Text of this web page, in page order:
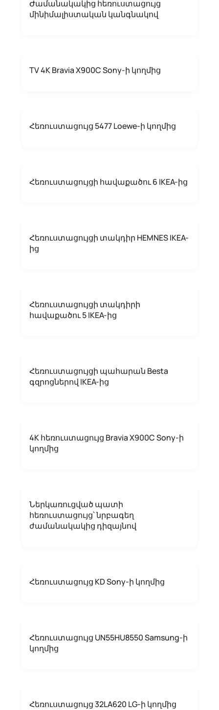
Ժամանակակից հեռուստացույց
մինիմալիստական ​​կանգնակով
TV 4K Bravia X900C Sony-ի կողմից
Հեռուստացույց 5477 Loewe-ի կողմից
Հեռուստացույցի հավաքածու 6 IKEA-ից
Հեռուստացույցի տակդիր HEMNES IKEA-
ից
Հեռուստացույցի տակդիրի
հավաքածու 5 IKEA-ից
Հեռուստացույցի պահարան Besta
գզրոցներով IKEA-ից
4K հեռուստացույց Bravia X900C Sony-ի
կողմից
Ներկառուցված պատի
հեռուստացույց՝ նրբագեղ
ժամանակակից դիզայնով
Հեռուստացույց KD Sony-ի կողմից
Հեռուստացույց UN55HU8550 Samsung-ի
կողմից
Հեռուստացույց 32LA620 LG-ի կողմից